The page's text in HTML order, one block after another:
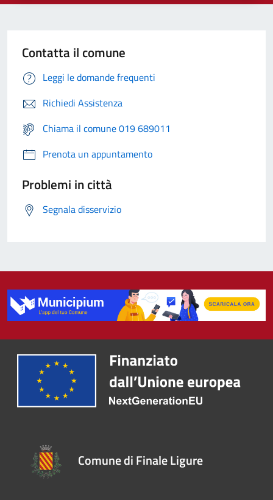
Contatta il comune
Leggi le domande frequenti
Richiedi Assistenza
Chiama il comune 019 689011
Prenota un appuntamento
Problemi in città
Segnala disservizio
Comune di Finale Ligure